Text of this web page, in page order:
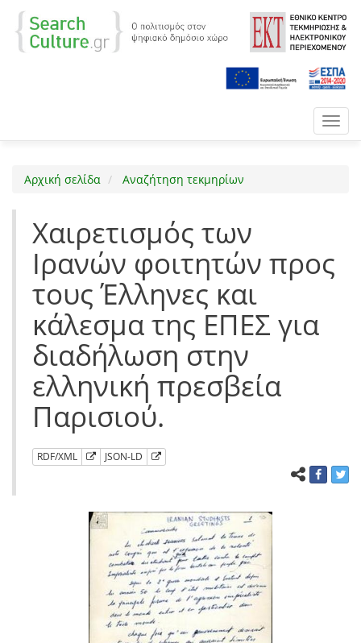
Αρχική σελίδα Αναζήτηση τεκμηρίων
Xαιρετισμός των
Ιρανών φοιτητών προς
τους Έλληνες και
κάλεσμα της ΕΠΕΣ για
διαδήλωση στην
ελληνική πρεσβεία
Παρισιού.
RDF/XML JSON-LD